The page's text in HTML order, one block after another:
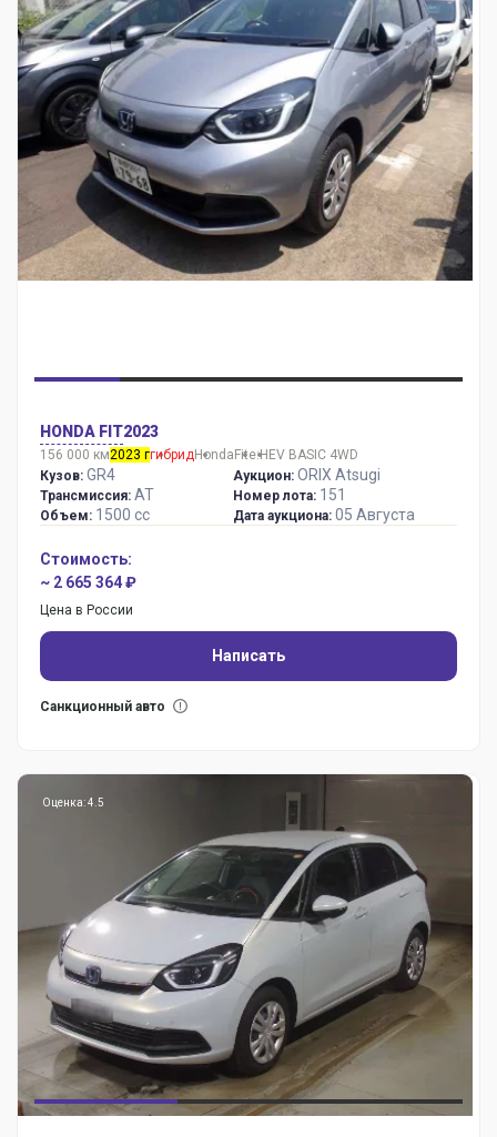
HONDA FIT2023
156 000 км2023 ггибридHonda Fite:HEV BASIC 4WD
Кузов: GR4
Трансмиссия: AT
Объем: 1500 сс
Аукцион: ORIX Atsugi
Номер лота: 151
Дата аукциона: 05 Августа
Стоимость:
~ 2 665 364 ₽
Цена в России
Написать
Санкционный авто
Оценка: 4.5